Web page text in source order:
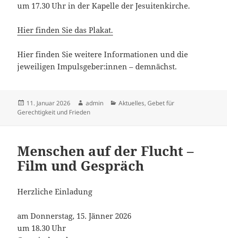
um 17.30 Uhr in der Kapelle der Jesuitenkirche.
Hier finden Sie das Plakat.
Hier finden Sie weitere Informationen und die
jeweiligen Impulsgeber:innen – demnächst.
Veröffentlicht
am
11. Januar 2026 Autor
admin Kategorien
Aktuelles,Gebet für
Gerechtigkeit und Frieden
Menschen auf der Flucht –
Film und Gespräch
Herzliche Einladung
am Donnerstag, 15. Jänner 2026
um 18.30 Uhr